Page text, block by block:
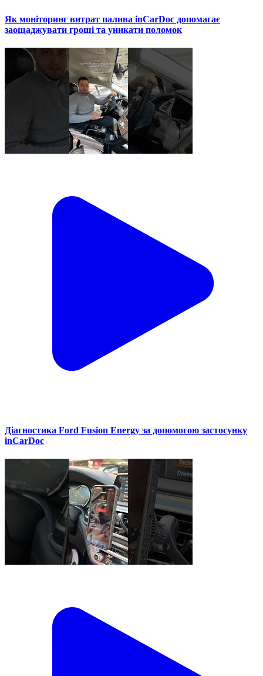
Як моніторинг витрат палива inCarDoc допомагає
заощаджувати гроші та уникати поломок
Діагностика Ford Fusion Energy за допомогою застосунку
inCarDoc